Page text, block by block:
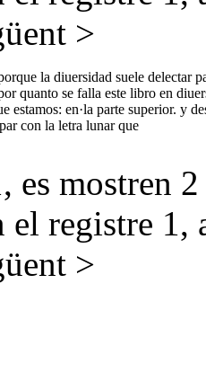
>
la diuersidad suele delectar
quanto se falla este libro en
estamos: en·la parte superior. y
con la letra lunar que
es mostren
el registre 1,
>